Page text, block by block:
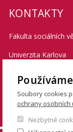
KONTAKTY
Fakulta sociálních
Univerzita Karlova
Praha 1 110 01
Tel.: + 420 222 112
Soubory cookies
ochrany osobních
Nezbytné